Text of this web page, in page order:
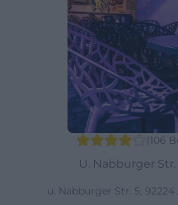
(106
U. Nabburger
u. Nabburger Str. 5,